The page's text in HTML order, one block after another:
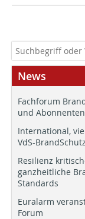
News
Fachforum
und Abonnenten
International,
VdS-
Resilienz
ganzheitliche
Standards
Euralarm
Forum